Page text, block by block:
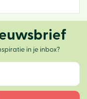
in je inbox?